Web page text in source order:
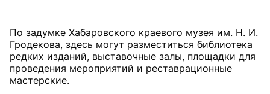
По задумке Хабаровского краевого музея им. Н. И.
Гродекова, здесь могут разместиться библиотека
редких изданий, выставочные залы, площадки для
проведения мероприятий и реставрационные
мастерские.